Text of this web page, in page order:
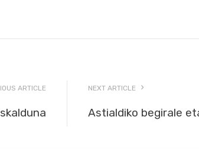
ARTICLE NEXT ARTICLE
Astialdiko begirale